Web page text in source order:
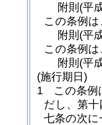
附則 (平
この条例
附則 (平
この条例
附則 (平
(施行期日)
1
この条例
だし、第
七条の次